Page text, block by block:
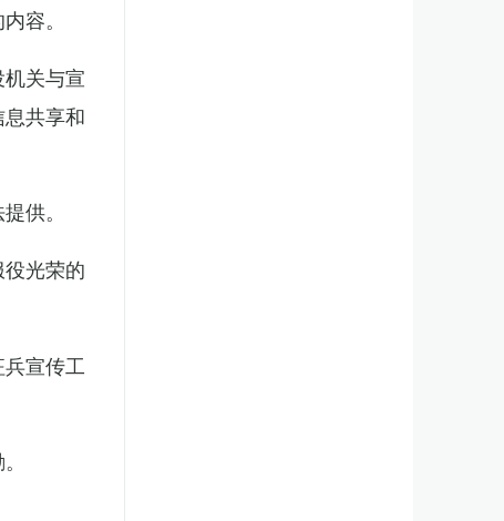
容。
关与宣
共享和
供。
光荣的
宣传工